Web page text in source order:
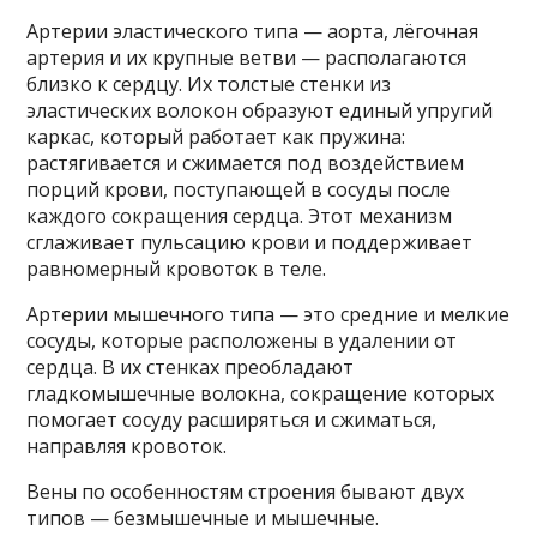
Артерии эластического типа — аорта, лёгочная
артерия и их крупные ветви — располагаются
близко к сердцу. Их толстые стенки из
эластических волокон образуют единый упругий
каркас, который работает как пружина:
растягивается и сжимается под воздействием
порций крови, поступающей в сосуды после
каждого сокращения сердца. Этот механизм
сглаживает пульсацию крови и поддерживает
равномерный кровоток в теле.
Артерии мышечного типа — это средние и мелкие
сосуды, которые расположены в удалении от
сердца. В их стенках преобладают
гладкомышечные волокна, сокращение которых
помогает сосуду расширяться и сжиматься,
направляя кровоток.
Вены по особенностям строения бывают двух
типов — безмышечные и мышечные.